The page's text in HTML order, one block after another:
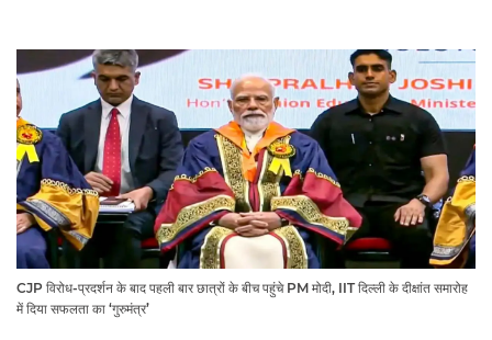
CJP विरोध-प्रदर्शन के बाद पहली बार छात्रों के बीच पहुंचे PM मोदी, IIT दिल्ली के दीक्षांत समारोह
में दिया सफलता का ‘गुरुमंत्र’